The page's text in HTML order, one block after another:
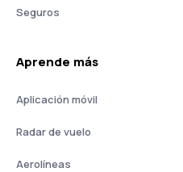
Seguros
Aprende más
Aplicación móvil
Radar de vuelo
Aerolíneas